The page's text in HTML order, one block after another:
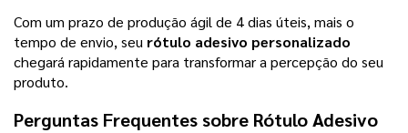
Com um prazo de produção ágil de 4 dias úteis, mais o
tempo de envio, seu rótulo adesivo personalizado
chegará rapidamente para transformar a percepção do seu
produto.
Perguntas Frequentes sobre Rótulo Adesivo